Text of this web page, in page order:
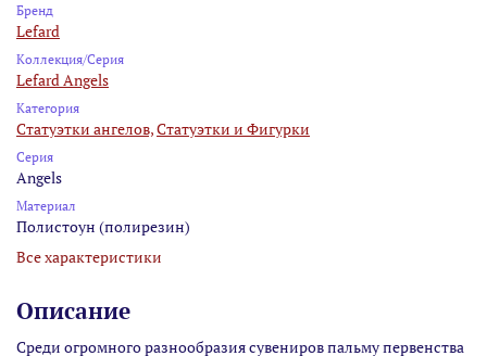
Бренд
Lefard
Коллекция/Серия
Lefard Angels
Категория
Статуэтки ангелов,Статуэтки и Фигурки
Серия
Angels
Материал
Полистоун (полирезин)
Все характеристики
Описание
Среди огромного разнообразия сувениров пальму первенства